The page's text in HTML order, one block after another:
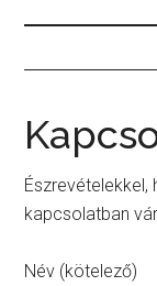
Észrevételekkel,
kapcsolatban
Név (kötelező)